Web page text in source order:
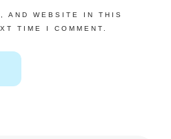
AND WEBSITE IN THIS
TIME I COMMENT.